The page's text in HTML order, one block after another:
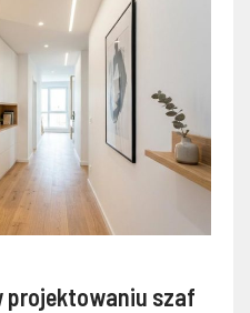
projektowaniu szaf